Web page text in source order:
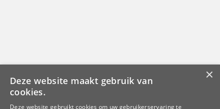
×
Deze website maakt gebruik van
cookies.
Deze website gebruikt cookies om uw gebruikerservaring te